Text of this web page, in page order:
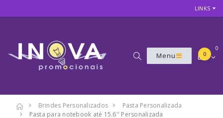
LINKS
Menu
0
0
Brindes Personalizados
Pasta Personalizada
Pasta para notebook até 15.6'' Personalizada